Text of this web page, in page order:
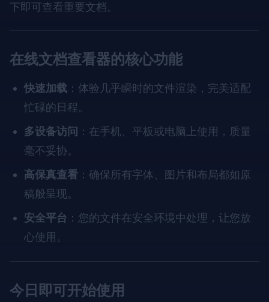
下即可查看重要文档。
在线文档查看器的核心功能
快速加载 ：体验几乎瞬时的文件渲染，完美适配
忙碌的日程。
多设备访问 ：在手机、平板或电脑上使用，质量
毫不妥协。
高保真查看 ：确保所有字体、图片和布局都如原
稿般呈现。
安全平台 ：您的文件在安全环境中处理，让您放
心使用。
今日即可开始使用